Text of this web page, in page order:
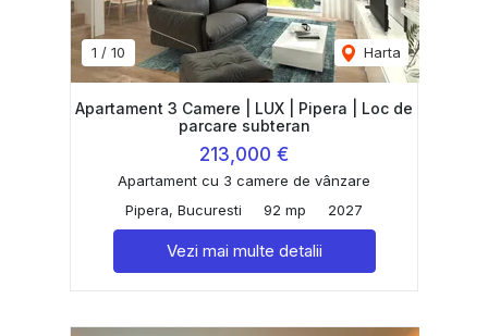
1 / 10 Harta
Apartament 3 Camere | LUX | Pipera | Loc de
parcare subteran
213,000 €
Apartament cu 3 camere de vânzare
Pipera, Bucuresti
92 mp 2027
Vezi mai multe detalii